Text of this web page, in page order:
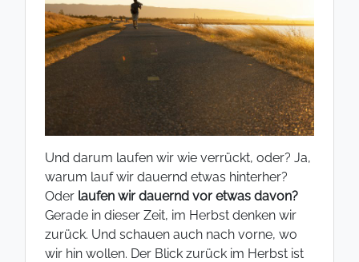
Und darum laufen wir wie verrückt, oder? Ja,
warum lauf wir dauernd etwas hinterher?
Oder laufen wir dauernd vor etwas davon?
Gerade in dieser Zeit, im Herbst denken wir
zurück. Und schauen auch nach vorne, wo
wir hin wollen. Der Blick zurück im Herbst ist